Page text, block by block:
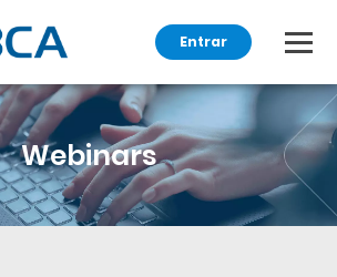
Entrar
Webinars